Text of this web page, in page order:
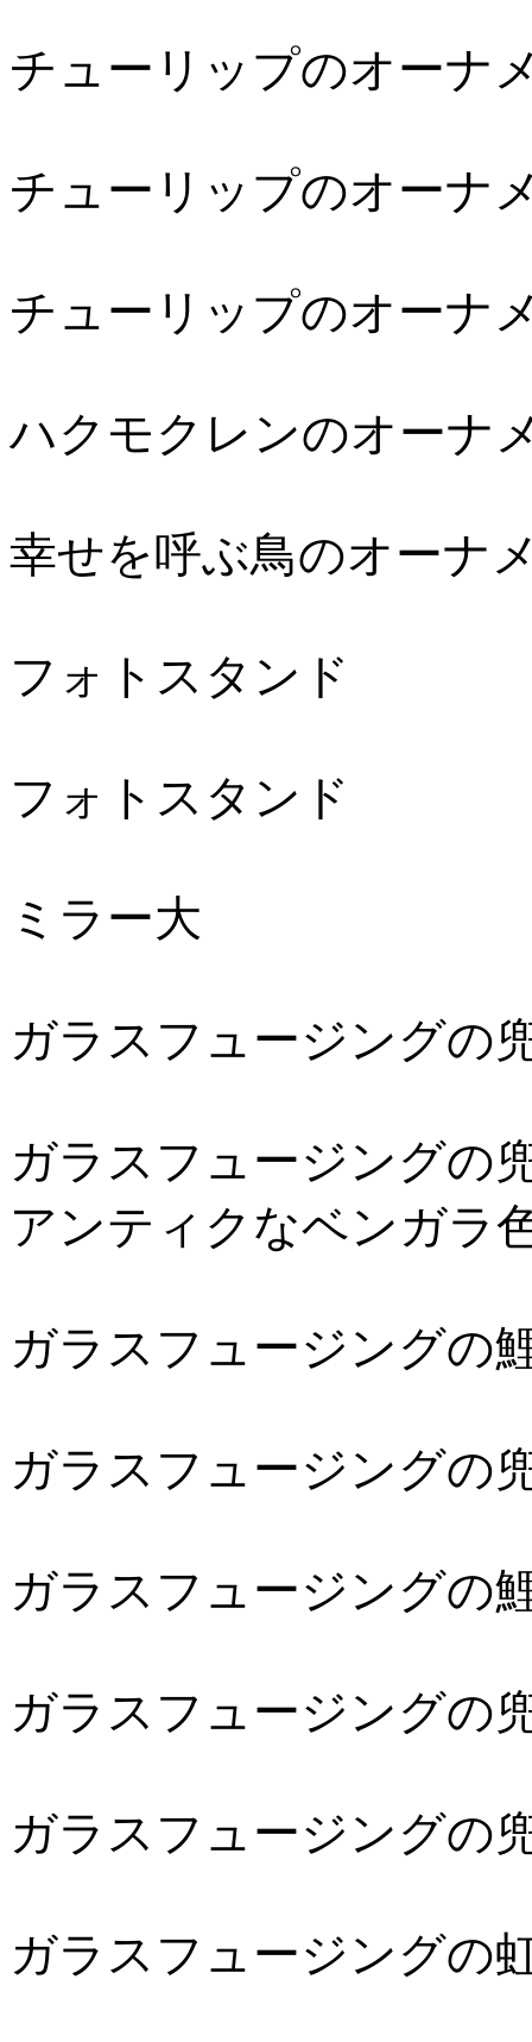
チューリップのオーナ
チューリップのオーナ
チューリップのオーナ
ハクモクレンのオーナ
幸せを呼ぶ鳥のオーナ
フォトスタンド
フォトスタンド
ミラー大
ガラスフュージングの
ガラスフュージングの
アンティクなベンガラ
ガラスフュージングの
ガラスフュージングの
ガラスフュージングの
ガラスフュージングの
ガラスフュージングの
ガラスフュージングの